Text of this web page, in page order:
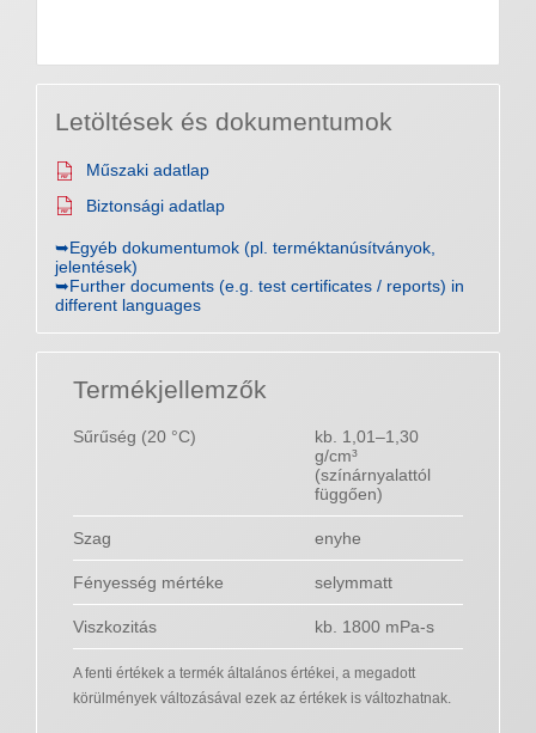
Letöltések és dokumentumok
Műszaki adatlap
Biztonsági adatlap
➥Egyéb dokumentumok (pl. terméktanúsítványok,
jelentések)
➥Further documents (e.g. test certificates / reports) in
different languages
Termékjellemzők
Sűrűség (20 °C)
kb. 1,01–1,30
g/cm³
(színárnyalattól
függően)
Szag enyhe
Fényesség mértéke selymmatt
Viszkozitás kb. 1800 mPa-s
A fenti értékek a termék általános értékei, a megadott
körülmények változásával ezek az értékek is változhatnak.